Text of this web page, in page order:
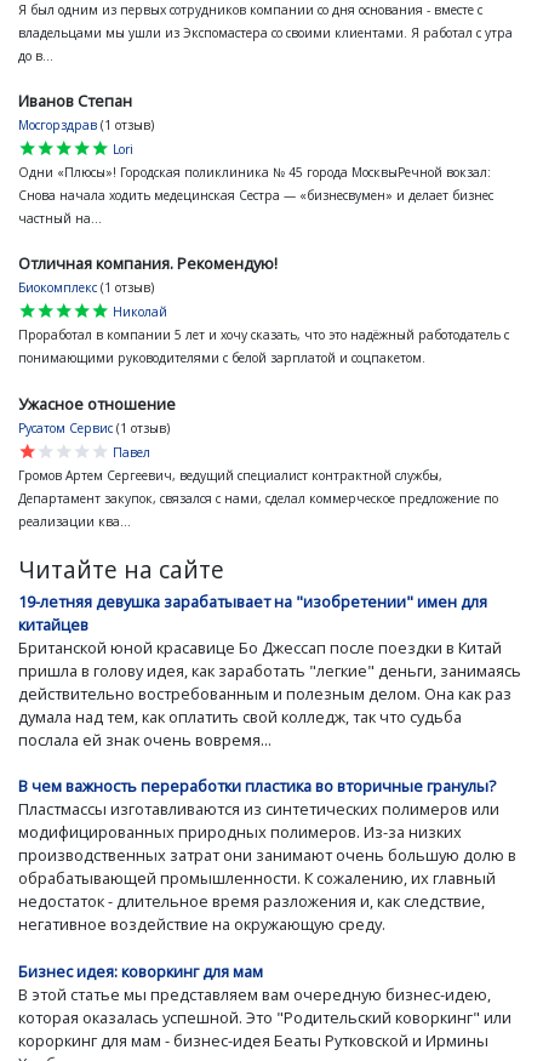
Я был одним из первых сотрудников компании со дня основания - вместе с
владельцами мы ушли из Экспомастера со своими клиентами. Я работал с утра
до в...
Иванов Степан
Мосгорздрав (1 отзыв)
star
star
star
star
star
Lori
Одни «Плюсы»! Городская поликлиника № 45 города МосквыРечной вокзал:
Снова начала ходить медецинская Сестра — «бизнесвумен» и делает бизнес
частный на...
Отличная компания. Рекомендую!
Биокомплекс (1 отзыв)
star
star
star
star
star
Николай
Проработал в компании 5 лет и хочу сказать, что это надёжный работодатель с
понимающими руководителями с белой зарплатой и соцпакетом.
Ужасное отношение
Русатом Сервис (1 отзыв)
star
star
star
star
star
Павел
Громов Артем Сергеевич, ведущий специалист контрактной службы,
Департамент закупок, связался с нами, сделал коммерческое предложение по
реализации ква...
Читайте на сайте
19-летняя девушка зарабатывает на "изобретении" имен для
китайцев
Британской юной красавице Бо Джессап после поездки в Китай
пришла в голову идея, как заработать "легкие" деньги, занимаясь
действительно востребованным и полезным делом. Она как раз
думала над тем, как оплатить свой колледж, так что судьба
послала ей знак очень вовремя...
В чем важность переработки пластика во вторичные гранулы?
Пластмассы изготавливаются из синтетических полимеров или
модифицированных природных полимеров. Из-за низких
производственных затрат они занимают очень большую долю в
обрабатывающей промышленности. К сожалению, их главный
недостаток - длительное время разложения и, как следствие,
негативное воздействие на окружающую среду.
Бизнес идея: коворкинг для мам
В этой статье мы представляем вам очередную бизнес-идею,
которая оказалась успешной. Это "Родительский коворкинг" или
короркинг для мам - бизнес-идея Беаты Рутковской и Ирмины